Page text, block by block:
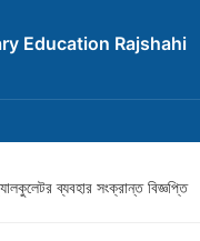
Education Rajshahi
ব্যবহার সংক্রান্ত বিজ্ঞপ্তি